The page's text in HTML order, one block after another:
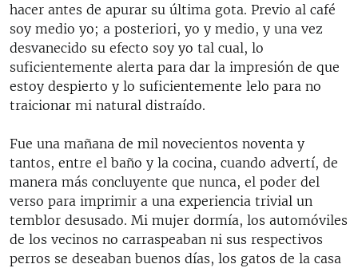
hacer antes de apurar su última gota. Previo al café
soy medio yo; a posteriori, yo y medio, y una vez
desvanecido su efecto soy yo tal cual, lo
suficientemente alerta para dar la impresión de que
estoy despierto y lo suficientemente lelo para no
traicionar mi natural distraído.
Fue una mañana de mil novecientos noventa y
tantos, entre el baño y la cocina, cuando advertí, de
manera más concluyente que nunca, el poder del
verso para imprimir a una experiencia trivial un
temblor desusado. Mi mujer dormía, los automóviles
de los vecinos no carraspeaban ni sus respectivos
perros se deseaban buenos días, los gatos de la casa